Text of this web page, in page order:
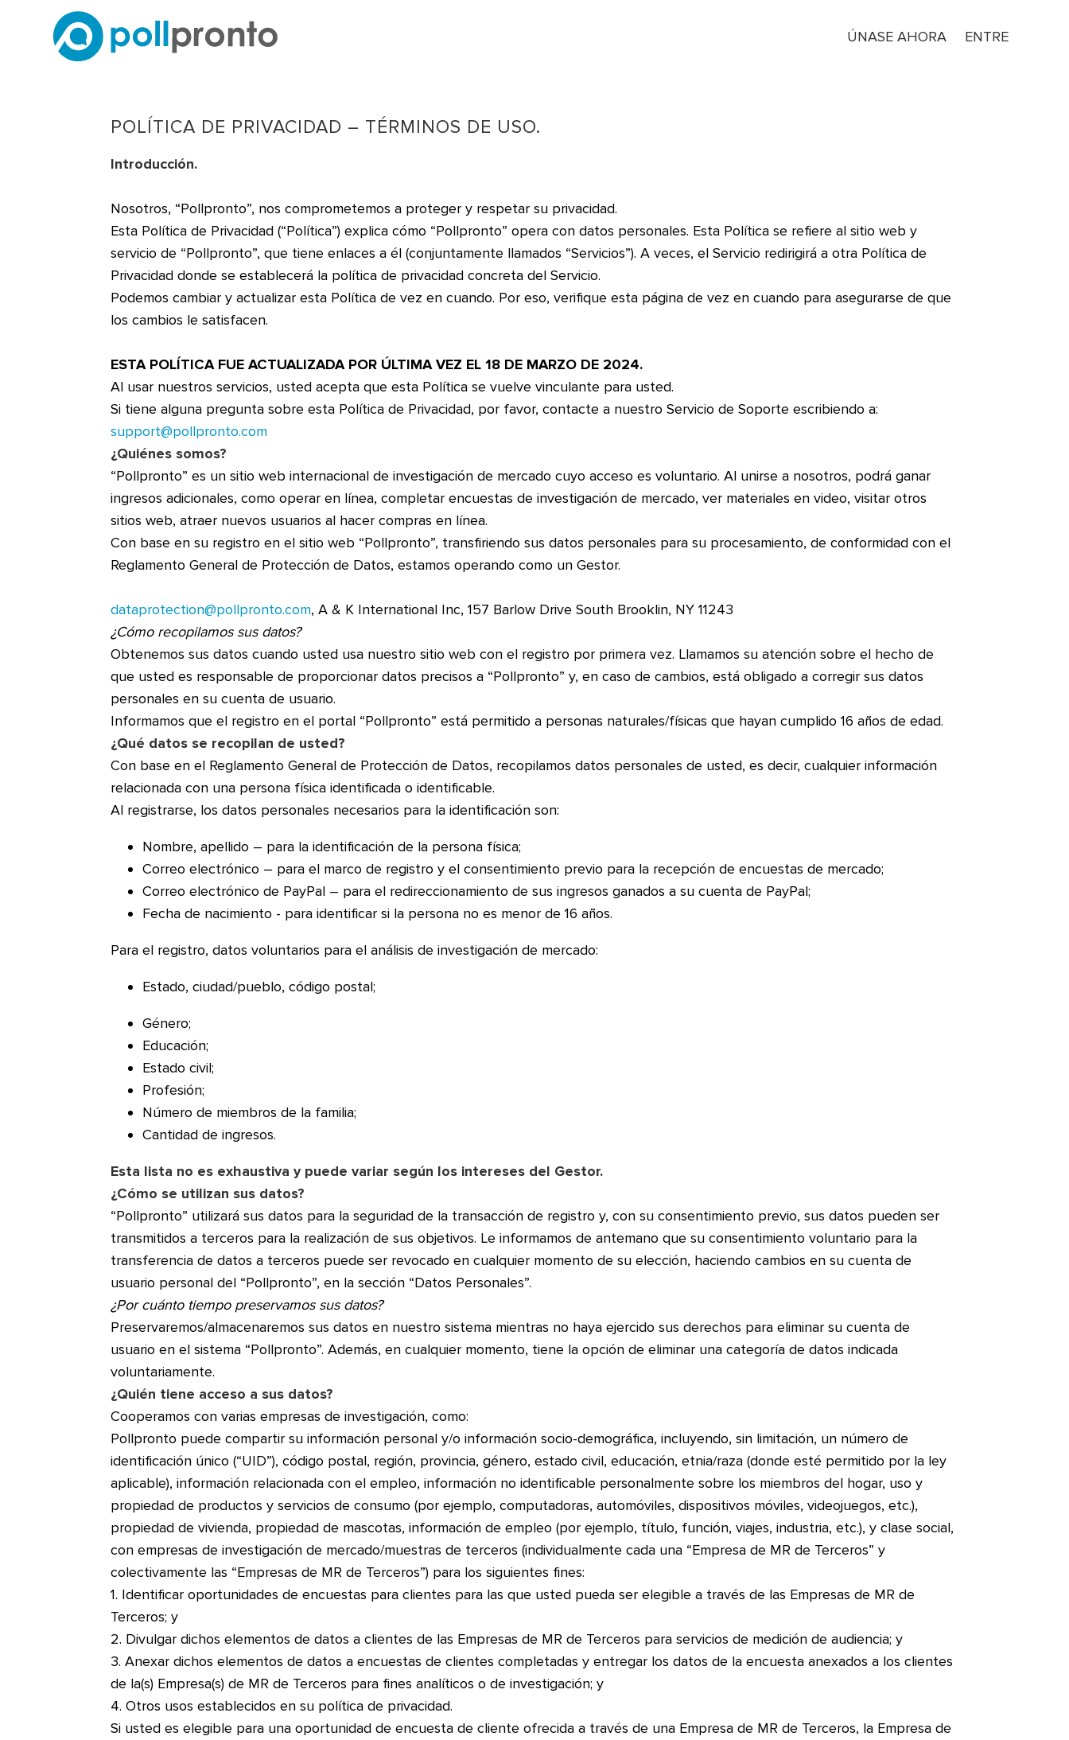
ÚNASE AHORA ENTRE
POLÍTICA DE PRIVACIDAD – TÉRMINOS DE USO.
Introducción.
Nosotros, “Pollpronto”, nos comprometemos a proteger y respetar su privacidad.
Esta Política de Privacidad (“Política”) explica cómo “Pollpronto” opera con datos personales. Esta Política se refiere al sitio web y
servicio de “Pollpronto”, que tiene enlaces a él (conjuntamente llamados “Servicios”). A veces, el Servicio redirigirá a otra Política de
Privacidad donde se establecerá la política de privacidad concreta del Servicio.
Podemos cambiar y actualizar esta Política de vez en cuando. Por eso, verifique esta página de vez en cuando para asegurarse de que
los cambios le satisfacen.
ESTA POLÍTICA FUE ACTUALIZADA POR ÚLTIMA VEZ EL 18 DE MARZO DE 2024.
Al usar nuestros servicios, usted acepta que esta Política se vuelve vinculante para usted.
Si tiene alguna pregunta sobre esta Política de Privacidad, por favor, contacte a nuestro Servicio de Soporte escribiendo a:
support@pollpronto.com
¿Quiénes somos?
“Pollpronto” es un sitio web internacional de investigación de mercado cuyo acceso es voluntario. Al unirse a nosotros, podrá ganar
ingresos adicionales, como operar en línea, completar encuestas de investigación de mercado, ver materiales en video, visitar otros
sitios web, atraer nuevos usuarios al hacer compras en línea.
Con base en su registro en el sitio web “Pollpronto”, transfiriendo sus datos personales para su procesamiento, de conformidad con el
Reglamento General de Protección de Datos, estamos operando como un Gestor.
dataprotection@pollpronto.com, A & K International Inc, 157 Barlow Drive South Brooklin, NY 11243
¿Cómo recopilamos sus datos?
Obtenemos sus datos cuando usted usa nuestro sitio web con el registro por primera vez. Llamamos su atención sobre el hecho de
que usted es responsable de proporcionar datos precisos a “Pollpronto” y, en caso de cambios, está obligado a corregir sus datos
personales en su cuenta de usuario.
Informamos que el registro en el portal “Pollpronto” está permitido a personas naturales/físicas que hayan cumplido 16 años de edad.
¿Qué datos se recopilan de usted?
Con base en el Reglamento General de Protección de Datos, recopilamos datos personales de usted, es decir, cualquier información
relacionada con una persona física identificada o identificable.
Al registrarse, los datos personales necesarios para la identificación son:
Nombre, apellido – para la identificación de la persona física;
Correo electrónico – para el marco de registro y el consentimiento previo para la recepción de encuestas de mercado;
Correo electrónico de PayPal – para el redireccionamiento de sus ingresos ganados a su cuenta de PayPal;
Fecha de nacimiento - para identificar si la persona no es menor de 16 años.
Para el registro, datos voluntarios para el análisis de investigación de mercado:
Estado, ciudad/pueblo, código postal;
Género;
Educación;
Estado civil;
Profesión;
Número de miembros de la familia;
Cantidad de ingresos.
Esta lista no es exhaustiva y puede variar según los intereses del Gestor.
¿Cómo se utilizan sus datos?
“Pollpronto” utilizará sus datos para la seguridad de la transacción de registro y, con su consentimiento previo, sus datos pueden ser
transmitidos a terceros para la realización de sus objetivos. Le informamos de antemano que su consentimiento voluntario para la
transferencia de datos a terceros puede ser revocado en cualquier momento de su elección, haciendo cambios en su cuenta de
usuario personal del “Pollpronto”, en la sección “Datos Personales”.
¿Por cuánto tiempo preservamos sus datos?
Preservaremos/almacenaremos sus datos en nuestro sistema mientras no haya ejercido sus derechos para eliminar su cuenta de
usuario en el sistema “Pollpronto”. Además, en cualquier momento, tiene la opción de eliminar una categoría de datos indicada
voluntariamente.
¿Quién tiene acceso a sus datos?
Cooperamos con varias empresas de investigación, como:
Pollpronto puede compartir su información personal y/o información socio-demográfica, incluyendo, sin limitación, un número de
identificación único (“UID”), código postal, región, provincia, género, estado civil, educación, etnia/raza (donde esté permitido por la ley
aplicable), información relacionada con el empleo, información no identificable personalmente sobre los miembros del hogar, uso y
propiedad de productos y servicios de consumo (por ejemplo, computadoras, automóviles, dispositivos móviles, videojuegos, etc.),
propiedad de vivienda, propiedad de mascotas, información de empleo (por ejemplo, título, función, viajes, industria, etc.), y clase social,
con empresas de investigación de mercado/muestras de terceros (individualmente cada una “Empresa de MR de Terceros” y
colectivamente las “Empresas de MR de Terceros”) para los siguientes fines:
1. Identificar oportunidades de encuestas para clientes para las que usted pueda ser elegible a través de las Empresas de MR de
Terceros; y
2. Divulgar dichos elementos de datos a clientes de las Empresas de MR de Terceros para servicios de medición de audiencia; y
3. Anexar dichos elementos de datos a encuestas de clientes completadas y entregar los datos de la encuesta anexados a los clientes
de la(s) Empresa(s) de MR de Terceros para fines analíticos o de investigación; y
4. Otros usos establecidos en su política de privacidad.
Si usted es elegible para una oportunidad de encuesta de cliente ofrecida a través de una Empresa de MR de Terceros, la Empresa de